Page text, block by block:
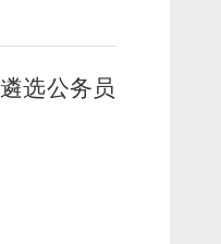
选公务员